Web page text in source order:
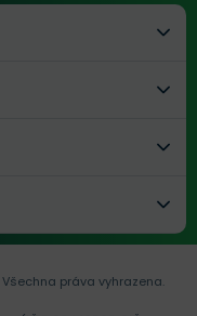
práva vyhrazena.